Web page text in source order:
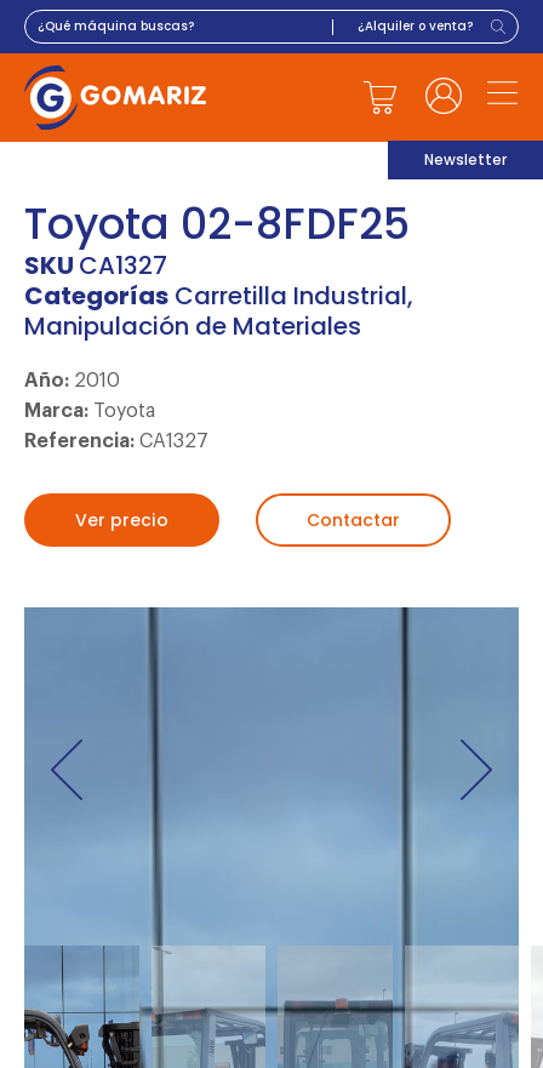
Newsletter
Toyota 02-8FDF25
SKU CA1327
Categorías Carretilla Industrial,
Manipulación de Materiales
Año: 2010
Marca: Toyota
Referencia: CA1327
Ver precio Contactar